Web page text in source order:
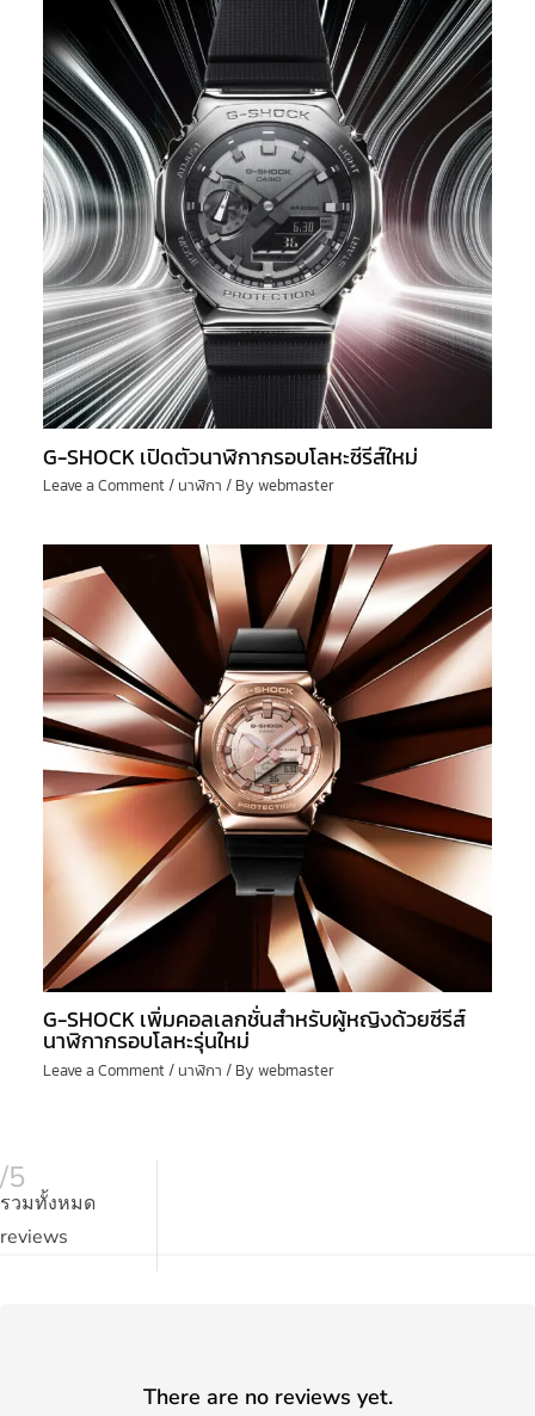
G-SHOCK เปิดตัวนาฬิกากรอบโลหะซีรีส์ใหม่
Leave a Comment/ นาฬิกา / Bywebmaster
G-SHOCK เพิ่มคอลเลกชั่นสำหรับผู้หญิงด้วยซีรีส์
นาฬิกากรอบโลหะรุ่นใหม่
Leave a Comment/ นาฬิกา / Bywebmaster
/5
รวมทั้งหมด
reviews
There are no reviews yet.